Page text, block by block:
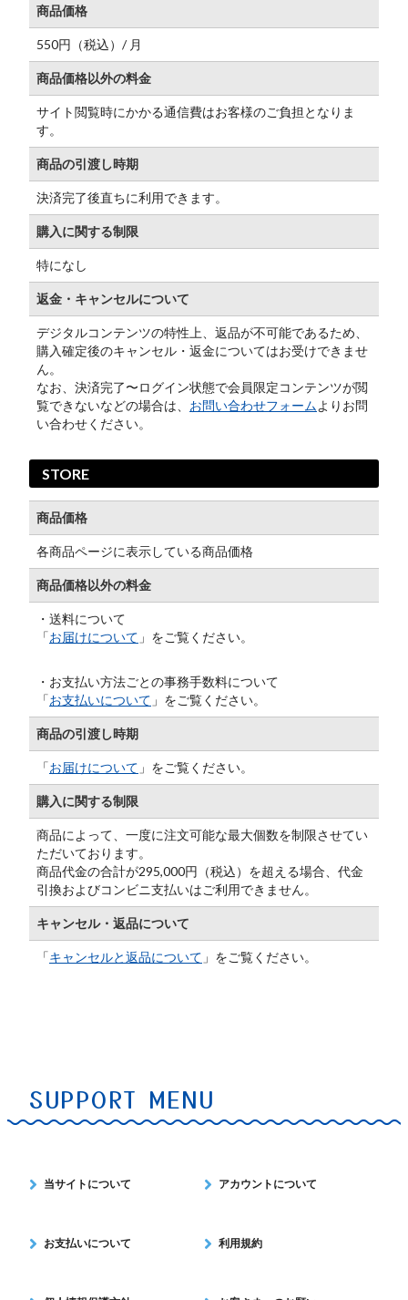
商品価格
550円（税込）/ 月
商品価格以外の料金
サイト閲覧時にかかる通信費はお客様のご負担となりま
す。
商品の引渡し時期
決済完了後直ちに利用できます。
購入に関する制限
特になし
返金・キャンセルについて
デジタルコンテンツの特性上、返品が不可能であるため、
購入確定後のキャンセル・返金についてはお受けできませ
ん。
なお、決済完了〜ログイン状態で会員限定コンテンツが閲
覧できないなどの場合は、 お問い合わせフォームよりお問
い合わせください。
STORE
商品価格
各商品ページに表示している商品価格
商品価格以外の料金
・送料について
「お届けについて 」をご覧ください。
・お支払い方法ごとの事務手数料について
「お支払いについて 」をご覧ください。
商品の引渡し時期
「お届けについて 」をご覧ください。
購入に関する制限
商品によって、一度に注文可能な最大個数を制限させてい
ただいております。
商品代金の合計が295,000円（税込）を超える場合、代金
引換およびコンビニ支払いはご利用できません。
キャンセル・返品について
「キャンセルと返品について 」をご覧ください。
SUPPORT MENU
当サイトについて アカウントについて
お支払いについて 利用規約